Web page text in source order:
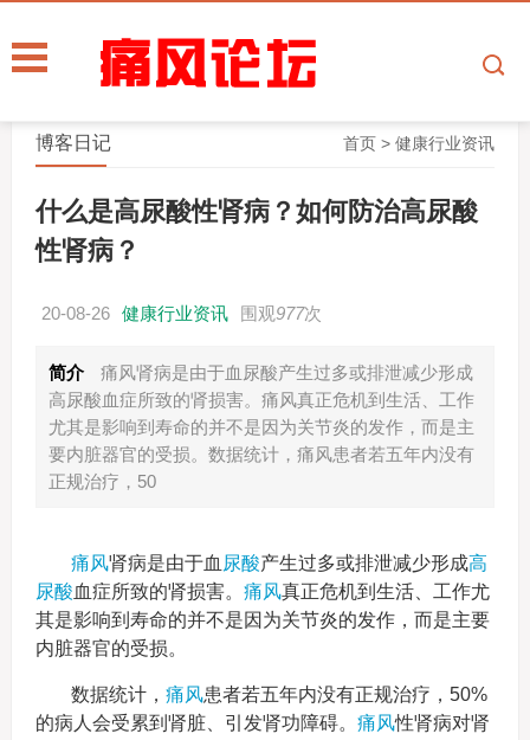
首页 >健康行业资讯
博客日记
什么是高尿酸性肾病？如何防治高尿酸
性肾病？
20-08-26 健康行业资讯 围观977次
简介
痛风肾病是由于血尿酸产生过多或排泄减少形成
高尿酸血症所致的肾损害。痛风真正危机到生活、工作
尤其是影响到寿命的并不是因为关节炎的发作，而是主
要内脏器官的受损。数据统计，痛风患者若五年内没有
正规治疗，50
痛风肾病是由于血 尿酸产生过多或排泄减少形成高
尿酸血症所致的肾损害。 痛风真正危机到生活、工作尤
其是影响到寿命的并不是因为关节炎的发作，而是主要
内脏器官的受损。
数据统计， 痛风患者若五年内没有正规治疗，50%
的病人会受累到肾脏、引发肾功障碍。 痛风性肾病对肾